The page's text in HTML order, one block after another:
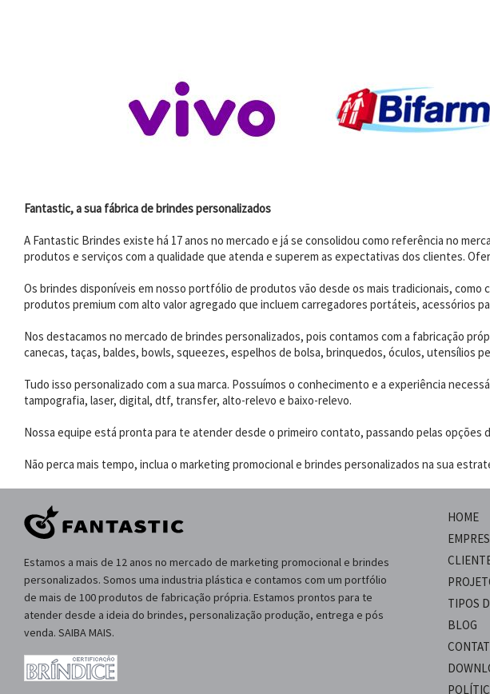
Fantastic, a sua fábrica de brindes personalizados
A Fantastic Brindes existe há 17 anos no mercado e já se consolidou como referência no
produtos e serviços com a qualidade que atenda e superem as expectativas dos clientes.
Os brindes disponíveis em nosso portfólio de produtos vão desde os mais tradicionais,
produtos premium com alto valor agregado que incluem carregadores portáteis, acessórios
Nos destacamos no mercado de brindes personalizados, pois contamos com a fabricação
canecas, taças, baldes, bowls, squeezes, espelhos de bolsa, brinquedos, óculos, utensílios
Tudo isso personalizado com a sua marca. Possuímos o conhecimento e a experiência
tampografia, laser, digital, dtf, transfer, alto-relevo e baixo-relevo.
Nossa equipe está pronta para te atender desde o primeiro contato, passando pelas
Não perca mais tempo, inclua o marketing promocional e brindes personalizados na sua
Estamos a mais de 12 anos no mercado de marketing promocional e brindes
personalizados. Somos uma industria plástica e contamos com um portfólio
de mais de 100 produtos de fabricação própria. Estamos prontos para te
atender desde a ideia do brindes, personalização produção, entrega e pós
venda. SAIBA MAIS.
HOME
TIPOS
BLOG